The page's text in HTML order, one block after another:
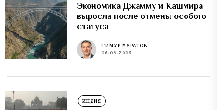
Экономика Джамму и Кашмира
выросла после отмены особого
статуса
ТИМУР МУРАТОВ
06.08.2026
ИНДИЯ